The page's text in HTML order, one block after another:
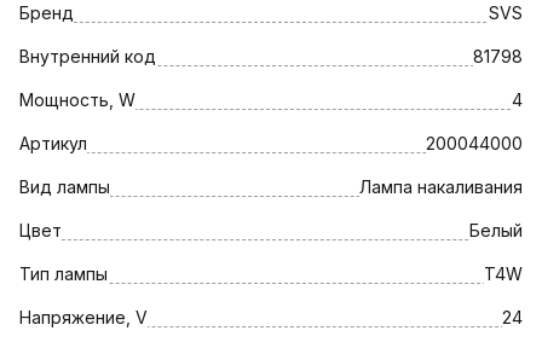
Бренд SVS
Внутренний код 81798
Мощность, W 4
Артикул 200044000
Вид лампы Лампа накаливания
Цвет Белый
Тип лампы T4W
Напряжение, V 24